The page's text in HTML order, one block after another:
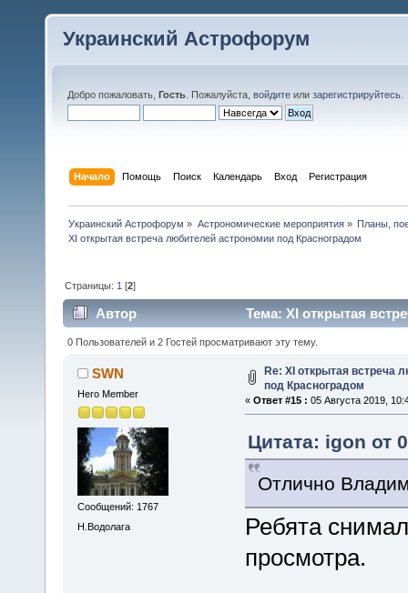
Украинский Астрофорум
Добро пожаловать, Гость . Пожалуйста, войдите или зарегистрируйтесь
Начало Помощь Поиск Календарь Вход Регистрация
Украинский Астрофорум » Астрономические мероприятия» Планы,
XІ открытая встреча любителей астрономии под Красноградом
Страницы: 1 [2]
Автор
Тема: XІ открытая
45544 раз)
0 Пользователей и 2 Гостей просматривают эту тему.
SWN
Hero Member
Сообщений: 1767
Н.Водолага
Re: XІ открытая встреча
под Красноградом
« Ответ #15 : 05 Августа 2019,
Цитата: igon от
Отлично
Ребята
просмотра.